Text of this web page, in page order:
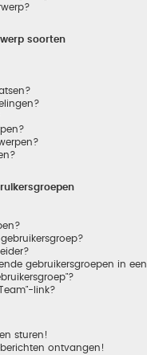
soorten
gebruikersgroepen in
link?
sturen!
ontvangen!